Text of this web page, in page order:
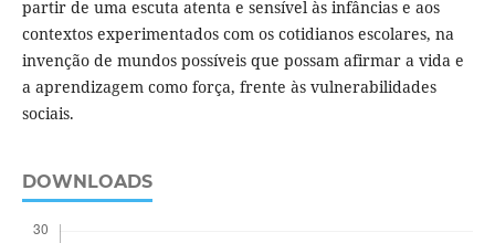
partir de uma escuta atenta e sensível às infâncias e aos
contextos experimentados com os cotidianos escolares, na
invenção de mundos possíveis que possam afirmar a vida e
a aprendizagem como força, frente às vulnerabilidades
sociais.
DOWNLOADS